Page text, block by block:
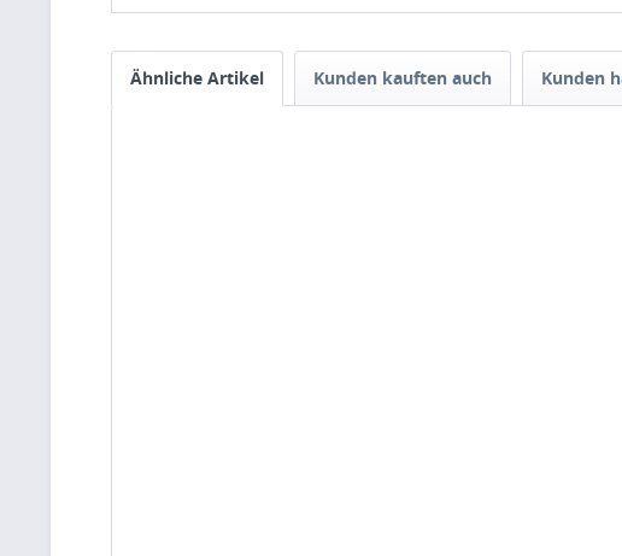
Ähnliche Artikel Kunden kauften auch Kunden